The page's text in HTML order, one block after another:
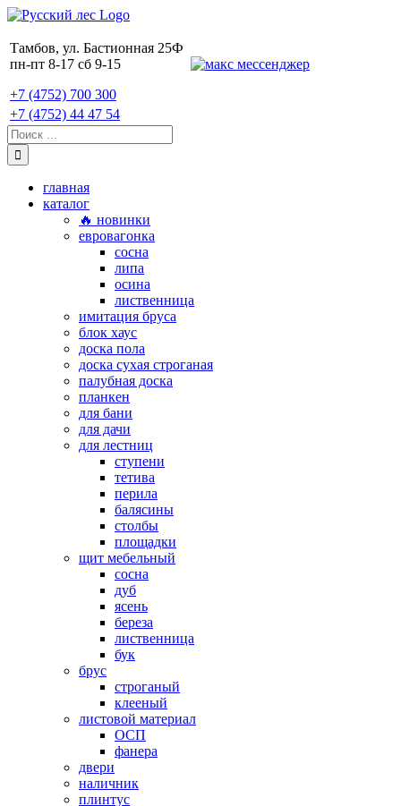
Skip
content
Тамбов, ул. Бастионная 25Ф
пн-пт 8-17 сб 9-15
+7 (4752) 700 300
+7 (4752) 44 47 54
Поиск:
главная
каталог
🔥 новинки
евровагонка
сосна
липа
осина
лиственница
имитация бруса
блок хаус
доска пола
доска сухая строганая
палубная доска
планкен
для бани
для дачи
для лестниц
ступени
тетива
перила
балясины
столбы
площадки
щит мебельный
сосна
дуб
ясень
береза
лиственница
бук
брус
строганый
клееный
листовой материал
ОСП
фанера
двери
наличник
плинтус